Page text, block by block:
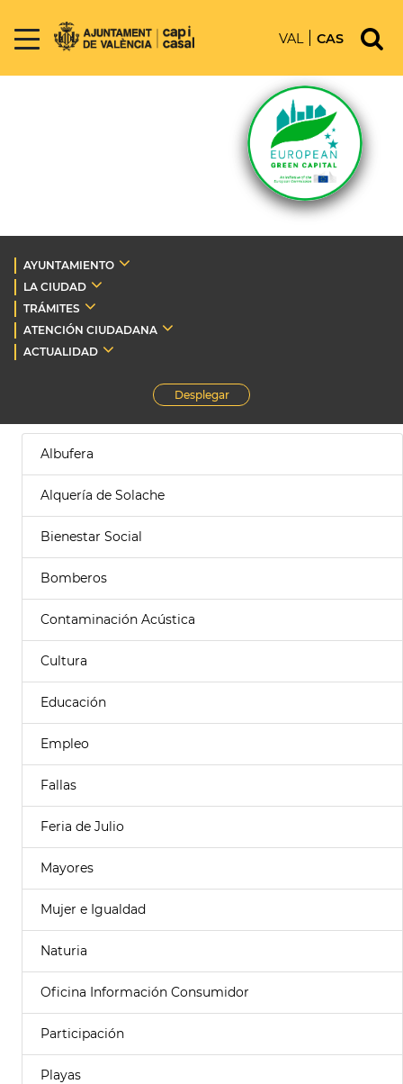
VAL CAS
AYUNTAMIENTO
LA CIUDAD
TRÁMITES
ATENCIÓN CIUDADANA
ACTUALIDAD
Desplegar
Albufera
Alquería de Solache
Bienestar Social
Bomberos
Contaminación Acústica
Cultura
Educación
Empleo
Fallas
Feria de Julio
Mayores
Mujer e Igualdad
Naturia
Oficina Información Consumidor
Participación
Playas